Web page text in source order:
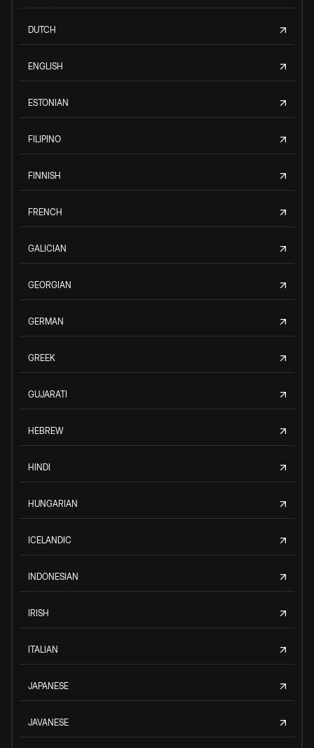
DUTCH
ENGLISH
ESTONIAN
FILIPINO
FINNISH
FRENCH
GALICIAN
GEORGIAN
GERMAN
GREEK
GUJARATI
HEBREW
HINDI
HUNGARIAN
ICELANDIC
INDONESIAN
IRISH
ITALIAN
JAPANESE
JAVANESE